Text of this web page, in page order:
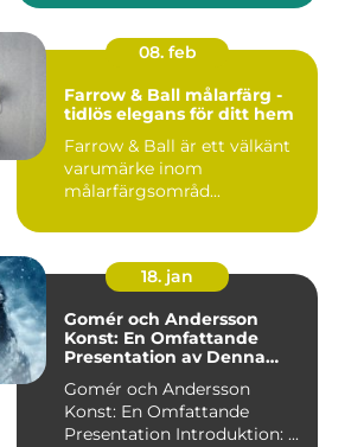
08. feb
Farrow & Ball målarfärg -
tidlös elegans för ditt hem
Farrow & Ball är ett välkänt
varumärke inom
målarfärgsområd...
18. jan
Gomér och Andersson
Konst: En Omfattande
Presentation av Denna
Gomér och Andersson
Konst: En Omfattande
Presentation Introduktion: ...